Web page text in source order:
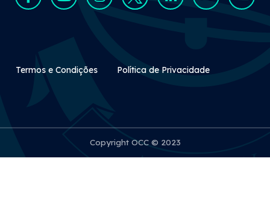
Rodapé Secundário
Termos e Condições Política de Privacidade
Copyright OCC © 2023